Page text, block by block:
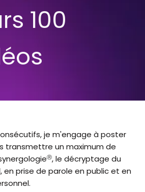
100
je m'engage à poster
transmettre un maximum de
Ⓡ, le décryptage du
en prise de parole en public et en